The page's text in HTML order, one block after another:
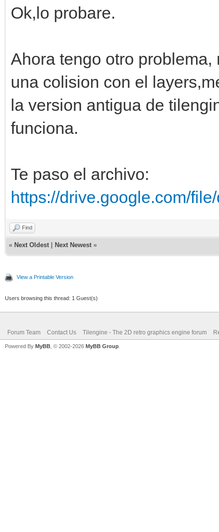
Ok,lo probare.
Ahora tengo otro
una colision con el
la version antigua de
funciona.
Te paso el archivo:
https://drive.google.com/
Find
« Next Oldest Next Newest »
View a Printable Version
Users browsing this thread: 1 Guest(s)
Forum Team Contact Us Tilengine - The 2D retro graphics engine forum
Powered By MyBB , © 2002-2026 MyBB Group